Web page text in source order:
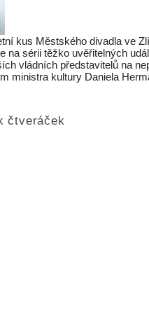
kus Městského divadla ve
na sérii těžko uvěřitelných
vládních představitelů na
ministra kultury Daniela
čtveráček